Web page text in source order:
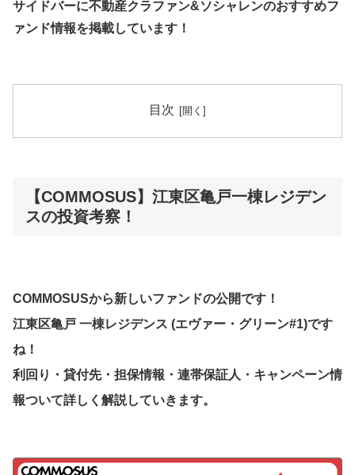
サイドバーに不動産クラファン&ソシャレンのおすすめフ
ァンド情報を掲載しています！
目次
【COMMOSUS】江東区亀戸一棟レジデン
スの投資考察！
COMMOSUSから新しいファンドの公開です！
江東区亀戸 一棟レジデンス (エヴァー・グリーン#1)です
ね！
利回り・貸付先・担保情報・連帯保証人・キャンペーン情
報ついて詳しく解説していきます。